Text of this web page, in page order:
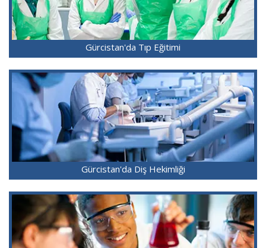
Gürcistan'da Tıp Eğitimi
Gürcistan'da Diş Hekimliği